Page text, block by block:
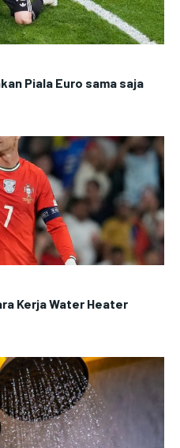
Piala Euro sama saja
Kerja Water Heater